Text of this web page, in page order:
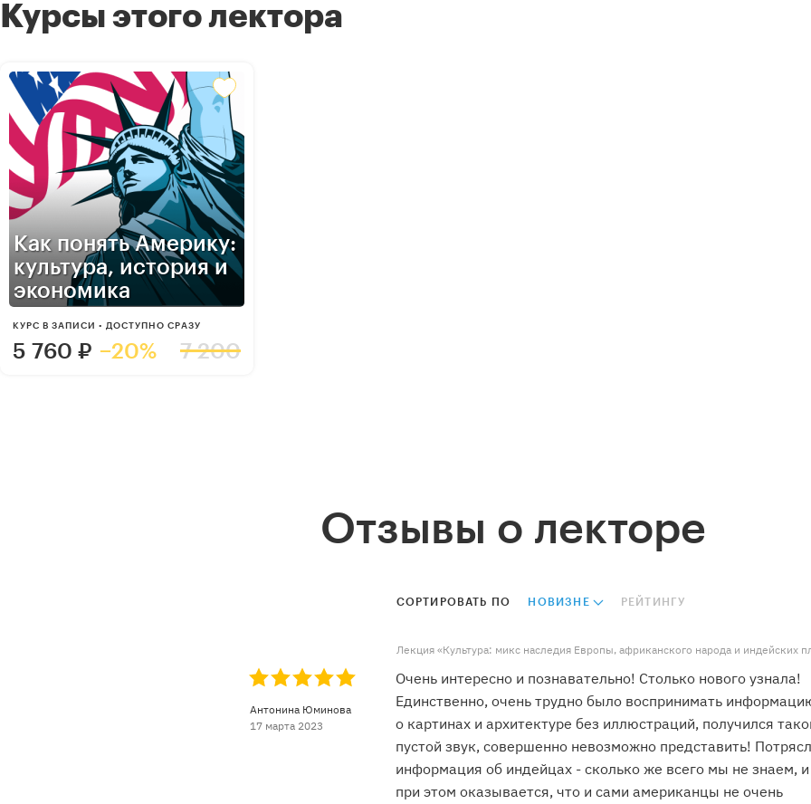
Курсы этого лектора
Как понять Америку:
культура, история и
экономика
КУРС В ЗАПИСИ • ДОСТУПНО СРАЗУ
5 760 ₽ −20% 7 200
Отзывы о лекторе
СОРТИРОВАТЬ ПО НОВИЗНЕ РЕЙТИНГУ
Лекция «Культура: микс наследия Европы, африканского народа и индейских
Антонина Юминова
17 марта 2023
Очень интересно и познавательно! Столько нового узнала!
Единственно, очень трудно было воспринимать
о картинах и архитектуре без иллюстраций, получился
пустой звук, совершенно невозможно представить!
информация об индейцах - сколько же всего мы не знаем, и
при этом оказывается, что и сами американцы не очень